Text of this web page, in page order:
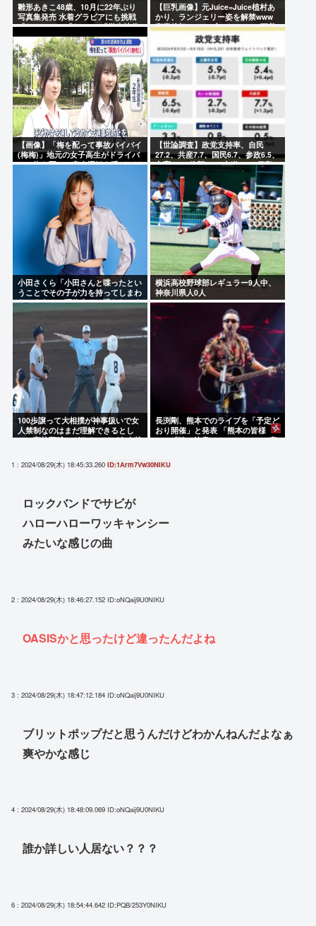
雛形あきこ48歳、10月に22年ぶり
写真集発売 水着グラビアにも挑戦
「なんと!!!」「おぉ~」「学生時代
が蘇りました」
【巨乳画像】元Juice=Juice植村あ
かり、ランジェリー姿を解禁www
卒業後初フォトブックでSEXY下着
ショットを大胆披露！！
【画像】「梅を配って事故バイバイ
(梅梅)」地元の女子高生がドライバ
ーに梅を配って安全運転を呼びかけ
【世論調査】政党支持率、自民
27.2、共産7.7、国民6.7、参政6.5、
立憲5.9、維新5.4、中道4.2、保守
3.4、チみ3.3、公明2.7、れ2.7
小田さくら「小田さんと喋ったとい
うことでその子が力を持ってしまわ
ないように、研修生とは喋らないよ
うにしてる」
横浜高校野球部レギュラー9人中、
神奈川県人0人
100歩譲って大相撲が神事扱いで女
人禁制なのはまだ理解できるとし
て、高校野球のグラウンドが女人禁
長渕剛、熊本でのライブを「予定ど
おり開催」と発表 「熊本の皆様
へ」「強い決意」のメッセージ&寄
1 : 2024/08/29(木) 18:45:33.260 ID:1Arm7Vw30NIKU
ロックバンドでサビが
ハローハローワッキャンシー
みたいな感じの曲
2 : 2024/08/29(木) 18:46:27.152 ID:oNQaij9U0NIKU
OASISかと思ったけど違ったんだよね
3 : 2024/08/29(木) 18:47:12.184 ID:oNQaij9U0NIKU
ブリットポップだと思うんだけどわかんねんだよなぁ
爽やかな感じ
4 : 2024/08/29(木) 18:48:09.069 ID:oNQaij9U0NIKU
誰か詳しい人居ない？？？
6 : 2024/08/29(木) 18:54:44.642 ID:PQB/253Y0NIKU